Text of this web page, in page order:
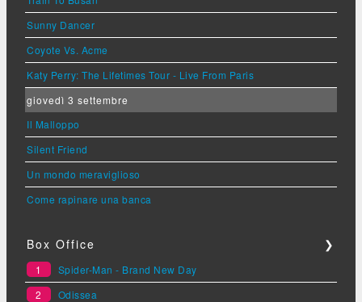
Sunny Dancer
Coyote Vs. Acme
Katy Perry: The Lifetimes Tour - Live From Paris
giovedì 3 settembre
Il Malloppo
Silent Friend
Un mondo meraviglioso
Come rapinare una banca
Box Office ❯
1
Spider-Man - Brand New Day
2
Odissea